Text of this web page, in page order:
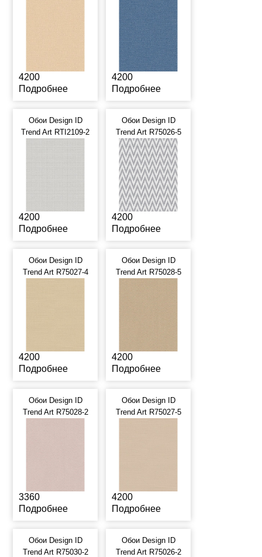
4200
Подробнее
4200
Подробнее
Обои Design ID
Trend Art RTI2109-2
4200
Подробнее
Обои Design ID
Trend Art R75026-5
4200
Подробнее
Обои Design ID
Trend Art R75027-4
4200
Подробнее
Обои Design ID
Trend Art R75028-5
4200
Подробнее
Обои Design ID
Trend Art R75028-2
3360
Подробнее
Обои Design ID
Trend Art R75027-5
4200
Подробнее
Обои Design ID
Trend Art R75030-2
Обои Design ID
Trend Art R75026-2